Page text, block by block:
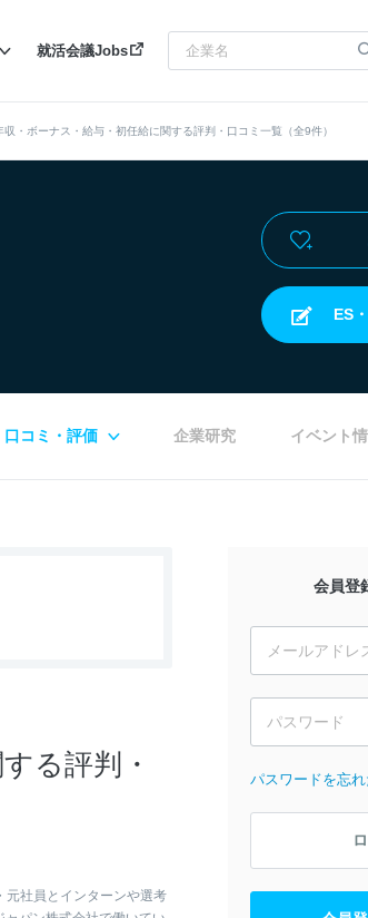
就活会議Jobs
収・ボーナス・給与・初任給に関する評判・口コミ一覧（全9件）
ES
口コミ・評価 企業研究 イベント
る評判・
元社員とインターンや選考
会員登
パスワードを忘